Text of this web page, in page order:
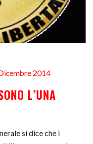
2014
L’UNA
si dice che i